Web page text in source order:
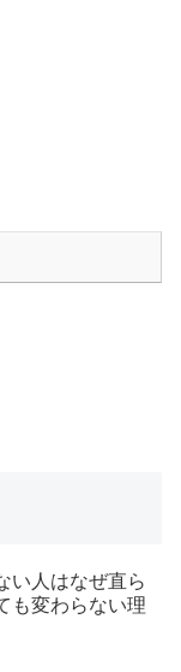
い人はなぜ直ら
も変わらない理